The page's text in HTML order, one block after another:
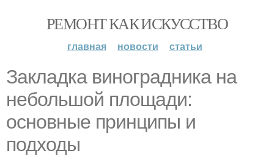
РЕМОНТ КАК ИСКУССТВО
главная новости статьи
Закладка виноградника на
небольшой площади:
основные принципы и
подходы